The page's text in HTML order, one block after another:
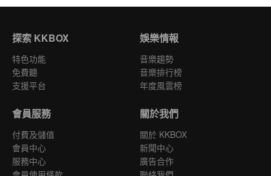
探索 KKBOX
特色功能
免費聽
支援平台
娛樂情報
音樂趨勢
音樂排行榜
年度風雲榜
會員服務
付費及儲值
會員中心
服務中心
關於我們
關於 KKBOX
新聞中心
廣告合作